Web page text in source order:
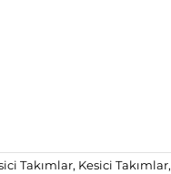
Takımlar, Kesici Takımlar,